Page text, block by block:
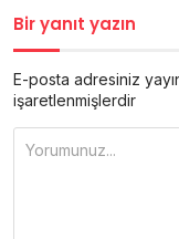
Bir yanıt yazın
E-posta adresiniz
işaretlenmişlerdir